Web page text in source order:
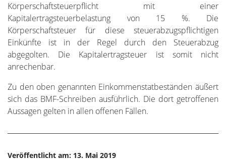
Körperschaftsteuerpflicht mit einer
Kapitalertragsteuerbelastung von 15 %. Die
Körperschaftsteuer für diese steuerabzugspflichtigen
Einkünfte ist in der Regel durch den Steuerabzug
abgegolten. Die Kapitalertragsteuer ist somit nicht
anrechenbar.
Zu den oben genannten Einkommenstatbeständen äußert
sich das BMF-Schreiben ausführlich. Die dort getroffenen
Aussagen gelten in allen offenen Fällen.
Veröffentlicht am: 13. Mai 2019